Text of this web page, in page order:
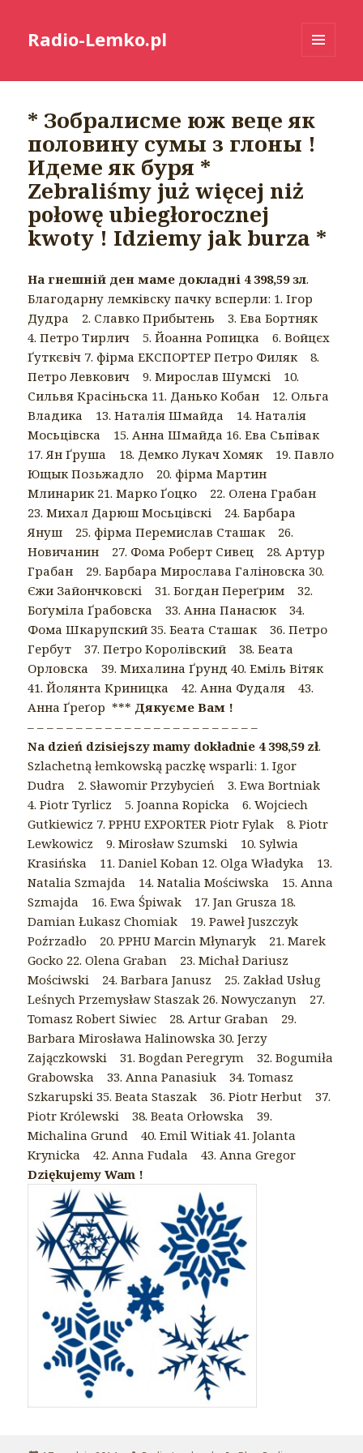
Radio-Lemko.pl
* Зобралисме юж веце як
половину сумы з глоны !
Идеме як буря *
Zebraliśmy już więcej niż
połowę ubiegłorocznej
kwoty ! Idziemy jak burza *
На гнешній ден маме докладні 4 398,59 зл.
Благодарну лемківску пачку всперли: 1. Ігор
Дудра 2. Славко Прибытень 3. Ева Бортняк
4. Петро Тирлич 5. Йоанна Ропицка 6. Войцєх
Ґуткєвіч 7. фірма ЕКСПОРТЕР Петро Филяк 8.
Петро Левкович 9. Мирослав Шумскі 10.
Сильвя Красіньска 11. Данько Кобан 12. Ольга
Владика 13. Наталія Шмайда 14. Наталія
Мосьцівска 15. Анна Шмайда 16. Ева Сьпівак
17. Ян Ґруша 18. Демко Лукач Хомяк 19. Павло
Ющык Позьжадло 20. фірма Mартин
Млинарик 21. Марко Ґоцко 22. Олена Грабан
23. Михал Дарюш Мосьцівскі 24. Барбара
Януш 25. фірма Перемислав Сташак 26.
Новичанин 27. Фома Роберт Сивец 28. Артур
Грабан 29. Барбара Мирослава Галіновска 30.
Єжи Зайончковскі 31. Богдан Переґрим 32.
Боґуміла Ґрабовска 33. Анна Панасюк 34.
Фома Шкарупский 35. Беата Сташак 36. Петро
Гербут 37. Петро Королівский 38. Беата
Орловска 39. Михалина Ґрунд 40. Еміль Вітяк
41. Йолянта Криницка 42. Анна Фудаля 43.
Анна Ґреґор *** Дякуєме Вам !
– – – – – – – – – – – – – – – – – – – – – – – –
Na dzień dzisiejszy mamy dokładnie 4 398,59 zł.
Szlachetną łemkowską paczkę wsparli: 1. Igor
Dudra 2. Sławomir Przybycień 3. Ewa Bortniak
4. Piotr Tyrlicz 5. Joanna Ropicka 6. Wojciech
Gutkiewicz 7. PPHU EXPORTER Pіotr Fylak 8. Piotr
Lewkowicz 9. Mirosław Szumski 10. Sylwia
Krasińska 11. Daniel Koban 12. Olga Władyka 13.
Natalia Szmajda 14. Natalia Mościwska 15. Anna
Szmajda 16. Ewa Śpiwak 17. Jan Grusza 18.
Damian Łukasz Chomiak 19. Paweł Juszczyk
Poźrzadło 20. PPHU Marcin Młynaryk 21. Marek
Gocko 22. Olena Graban 23. Michał Dariusz
Mościwski 24. Barbara Janusz 25. Zakład Usług
Leśnych Przemysław Staszak 26. Nowyczanyn 27.
Tomasz Robert Siwiec 28. Artur Graban 29.
Barbara Mirosława Halinowska 30. Jerzy
Zajączkowski 31. Bogdan Peregrym 32. Bogumiła
Grabowska 33. Anna Panasiuk 34. Tomasz
Szkarupski 35. Beata Staszak 36. Piotr Herbut 37.
Piotr Królewski 38. Beata Orłowska 39.
Michalina Grund 40. Emil Witiak 41. Jolanta
Krynicka 42. Anna Fudala 43. Anna Gregor
Dziękujemy Wam !